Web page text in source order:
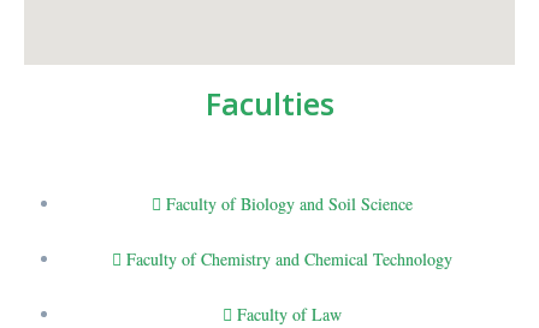
Faculties
Faculty of Biology and Soil Science
Faculty of Chemistry and Chemical Technology
Faculty of Law